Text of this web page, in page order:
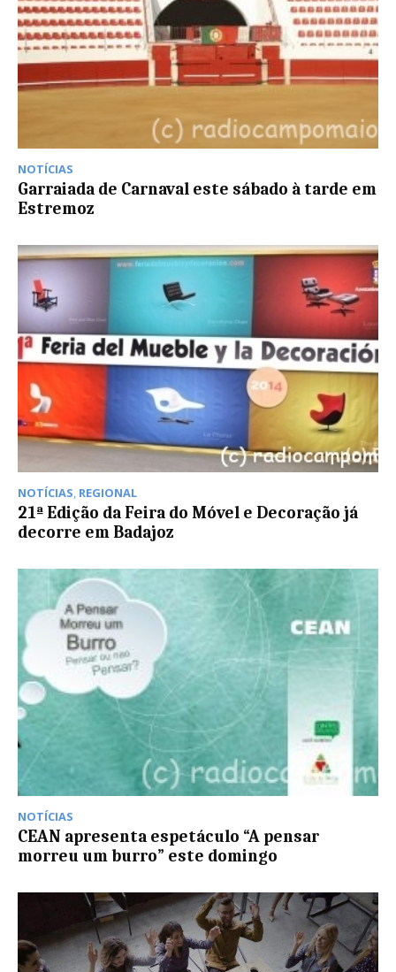
NOTÍCIAS
Garraiada de Carnaval este sábado à tarde em
Estremoz
NOTÍCIAS, REGIONAL
21ª Edição da Feira do Móvel e Decoração já
decorre em Badajoz
NOTÍCIAS
CEAN apresenta espetáculo “A pensar
morreu um burro” este domingo